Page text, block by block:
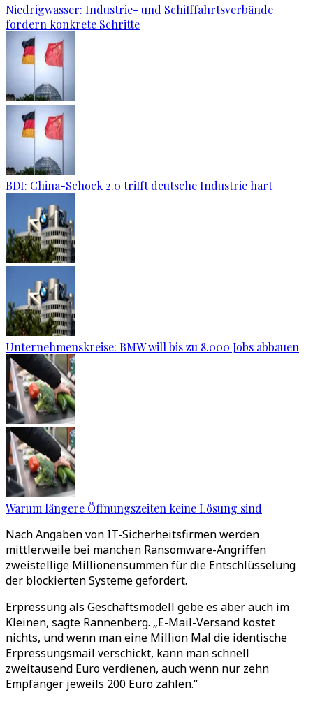
Niedrigwasser: Industrie- und Schifffahrtsverbände
fordern konkrete Schritte
BDI: China-Schock 2.0 trifft deutsche Industrie hart
Unternehmenskreise: BMW will bis zu 8.000 Jobs abbauen
Warum längere Öffnungszeiten keine Lösung sind
Nach Angaben von IT-Sicherheitsfirmen werden
mittlerweile bei manchen Ransomware-Angriffen
zweistellige Millionensummen für die Entschlüsselung
der blockierten Systeme gefordert.
Erpressung als Geschäftsmodell gebe es aber auch im
Kleinen, sagte Rannenberg. „E-Mail-Versand kostet
nichts, und wenn man eine Million Mal die identische
Erpressungsmail verschickt, kann man schnell
zweitausend Euro verdienen, auch wenn nur zehn
Empfänger jeweils 200 Euro zahlen.“